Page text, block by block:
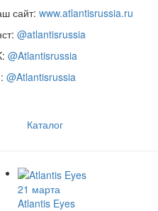
сайт: www.atlantisrussia.ru
@atlantisrussia
@Atlantisrussia
@Atlantisrussia
Каталог
21 марта
Atlantis Eyes